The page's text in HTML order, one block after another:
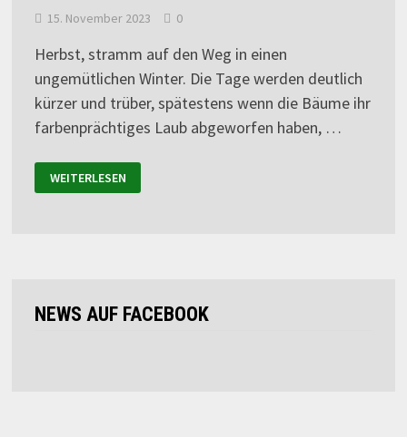
15. November 2023 0
Herbst, stramm auf den Weg in einen
ungemütlichen Winter. Die Tage werden deutlich
kürzer und trüber, spätestens wenn die Bäume ihr
farbenprächtiges Laub abgeworfen haben, …
WEITERLESEN
NEWS AUF FACEBOOK